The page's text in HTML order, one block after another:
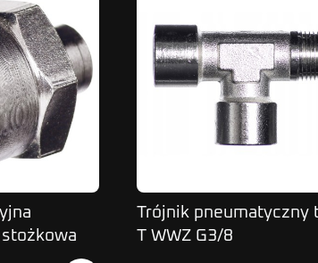
Trójnik pneumatyczny
T WWZ G3/8